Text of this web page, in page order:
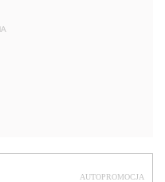
AUTOPROMOCJA